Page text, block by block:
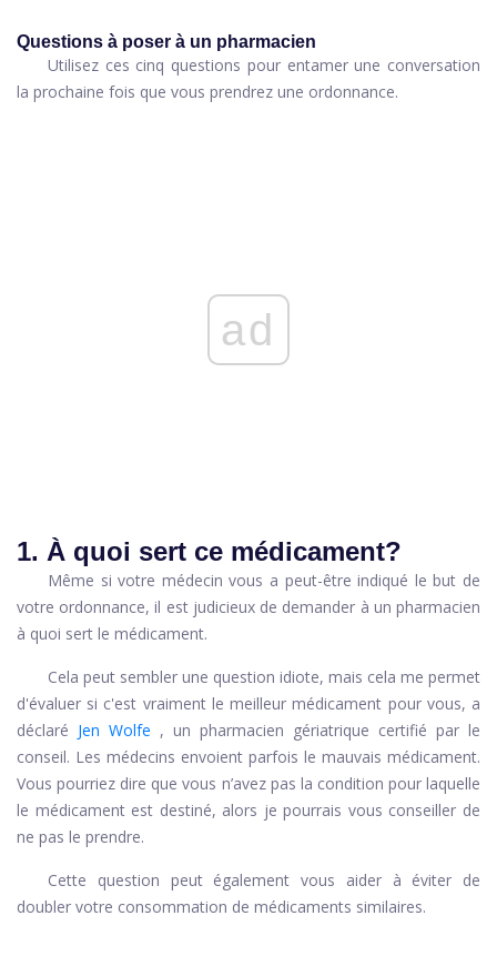
Questions à poser à un pharmacien
Utilisez ces cinq questions pour entamer une conversation
la prochaine fois que vous prendrez une ordonnance.
ad
1. À quoi sert ce médicament?
Même si votre médecin vous a peut-être indiqué le but de
votre ordonnance, il est judicieux de demander à un pharmacien
à quoi sert le médicament.
Cela peut sembler une question idiote, mais cela me permet
d'évaluer si c'est vraiment le meilleur médicament pour vous, a
déclaré Jen Wolfe , un pharmacien gériatrique certifié par le
conseil. Les médecins envoient parfois le mauvais médicament.
Vous pourriez dire que vous n’avez pas la condition pour laquelle
le médicament est destiné, alors je pourrais vous conseiller de
ne pas le prendre.
Cette question peut également vous aider à éviter de
doubler votre consommation de médicaments similaires.